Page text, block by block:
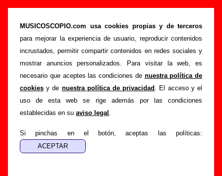
MUSICOSCOPIO.com usa cookies propias y de terceros
para mejorar la experiencia de usuario, reproducir contenidos
incrustados, permitir compartir contenidos en redes sociales y
mostrar anuncios personalizados. Para visitar la web, es
necesario que aceptes las condiciones de nuestra política de
cookies y de nuestra política de privacidad . El acceso y el
uso de esta web se rige además por las condiciones
establecidas en su aviso legal .
Si pinchas en el botón, aceptas las políticas:
“Luchando contigo” (Single de vinilo de 7’’,
1993) - Depressing Claim
Portada >Depressing Claim > Discografía >Luchando contigo
Esta página pretende recopilar todo tipo de información
sobre eldisco “Luchando contigo”, interpretado por
Depressing Claim. Además del listado de canciones
incluidas en el disco, también se mostrarán en esta página
otros tipos de información a medida que estén disponibles:
grabación de las canciones (productor, músicos,
colaboradores y responsables de la grabación, las mezclas y